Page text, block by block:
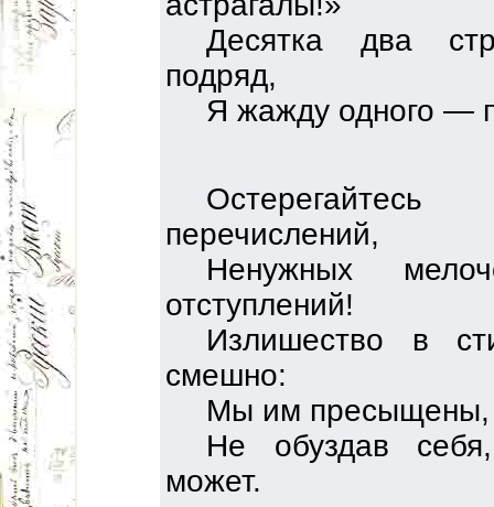
Десятка два
подряд,
Я жажду одного —
перечислений,
Ненужных
отступлений!
Излишество в
смешно:
Мы им пресыщены,
Не обуздав
может.